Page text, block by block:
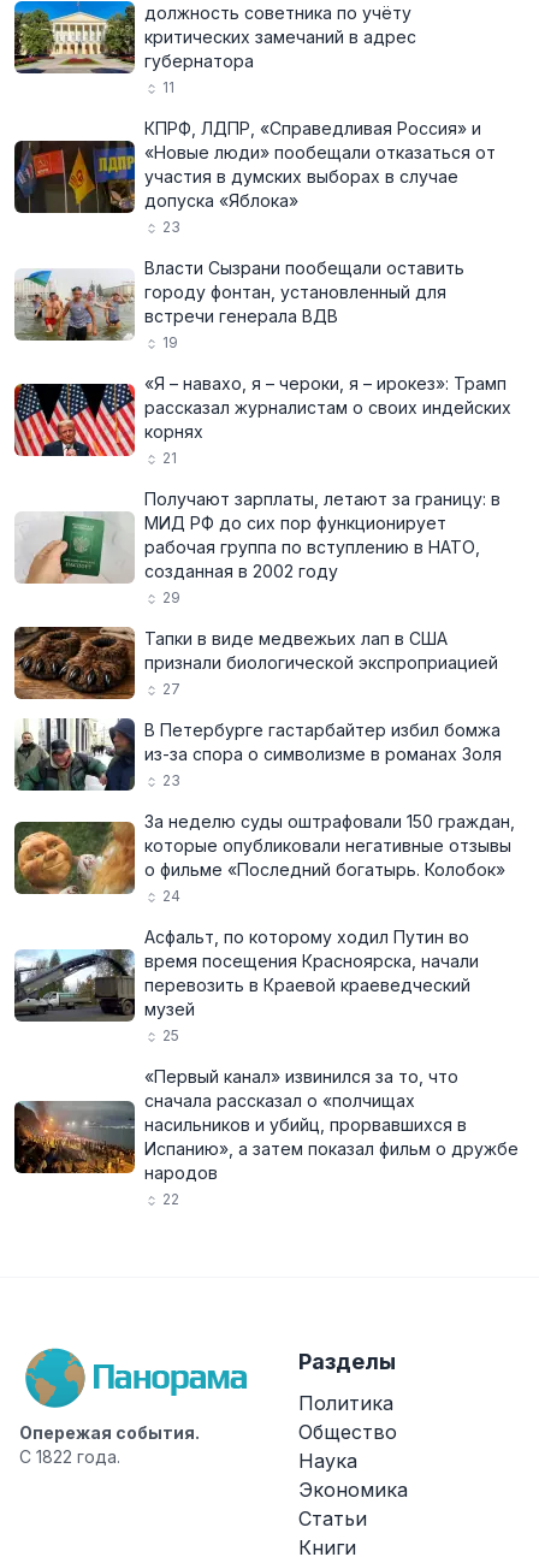
должность советника по учёту
критических замечаний в адрес
губернатора
11
КПРФ, ЛДПР, «Справедливая Россия» и
«Новые люди» пообещали отказаться от
участия в думских выборах в случае
допуска «Яблока»
23
Власти Сызрани пообещали оставить
городу фонтан, установленный для
встречи генерала ВДВ
19
«Я – навахо, я – чероки, я – ирокез»: Трамп
рассказал журналистам о своих индейских
корнях
21
Получают зарплаты, летают за границу: в
МИД РФ до сих пор функционирует
рабочая группа по вступлению в НАТО,
созданная в 2002 году
29
Тапки в виде медвежьих лап в США
признали биологической экспроприацией
27
В Петербурге гастарбайтер избил бомжа
из-за спора о символизме в романах Золя
23
За неделю суды оштрафовали 150 граждан,
которые опубликовали негативные отзывы
о фильме «Последний богатырь. Колобок»
24
Асфальт, по которому ходил Путин во
время посещения Красноярска, начали
перевозить в Краевой краеведческий
музей
25
«Первый канал» извинился за то, что
сначала рассказал о «полчищах
насильников и убийц, прорвавшихся в
Испанию», а затем показал фильм о дружбе
народов
22
Опережая события.
С 1822 года.
Разделы
Политика
Общество
Наука
Экономика
Статьи
Книги